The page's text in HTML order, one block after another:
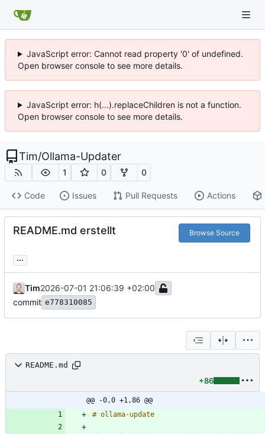
JavaScript error: Cannot read property '0' of undefined.
Open browser console to see more details.
JavaScript error: h(...).replaceChildren is not a function.
Open browser console to see more details.
Tim/Ollama-Updater
1 0 0
Code Issues Pull Requests Actions
README.md erstellt Browse Source
...
Tim2026-07-01 21:06:39 +02:00
commit e778310085
README.md
+86
@@ -0,0 +1,86 @@